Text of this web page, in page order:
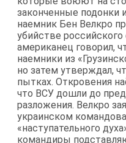
законченные подонки
наемник Бен Велкро
убийстве российского
американец говорил,
наемники из
но затем утверждал,
пытках. Откровения
что ВСУ дошли до
разложения. Велкро
украинском
«наступательного
командиры